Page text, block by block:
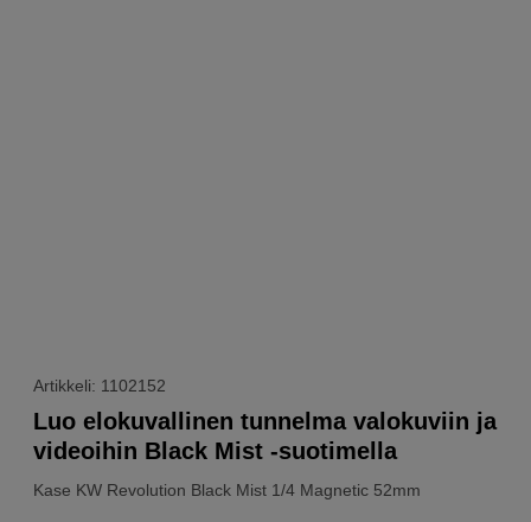
Artikkeli: 1102152
Kase KW Revolution Black Mist 1/4 Magnetic 52mm
Luo elokuvallinen tunnelma valokuviin ja
videoihin Black Mist -suotimella